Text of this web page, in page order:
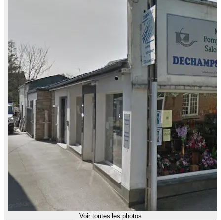
Voir toutes les photos